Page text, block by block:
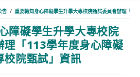
告 / 重要轉知身心障礙學生升學大專校院甄試委員會辦理「
障礙學生升學大專校院
理「113學年度身心障礙
校院甄試」資訊